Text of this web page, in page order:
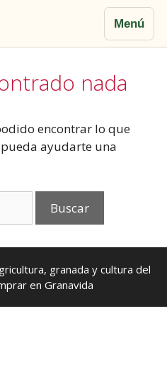
Menú
nada
encontrar lo que
ayudarte una
granada y cultura del
en Granavida